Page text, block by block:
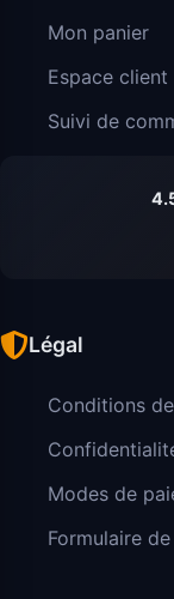
Mon panier
Espace client
Suivi de
Légal
Conditions
Modes de
Formulaire